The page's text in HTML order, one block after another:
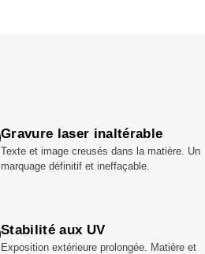
Gravure laser inaltérable
Texte et image creusés dans la matière. Un
marquage définitif et ineffaçable.
Stabilité aux UV
Exposition extérieure prolongée. Matière et